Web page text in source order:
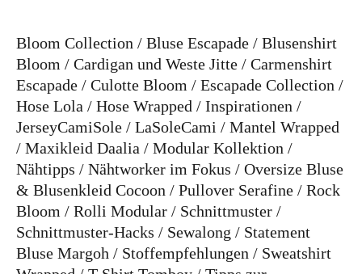
Bloom Collection Bluse Escapade
Blusenshirt
Bloom
Cardigan und Weste Jitte
Carmenshirt
Escapade
Culotte Bloom
Escapade Collection
Hose Lola
Hose Wrapped
Inspirationen
JerseyCamiSole
LaSoleCami
Mantel Wrapped
Maxikleid Daalia
Modular Kollektion
Nähtipps
Nähtworker im Fokus
Oversize Bluse
& Blusenkleid Cocoon
Pullover Serafine
Rock
Bloom
Rolli Modular
Schnittmuster
Schnittmuster-Hacks
Sewalong
Statement
Bluse Margoh
Stoffempfehlungen
Sweatshirt